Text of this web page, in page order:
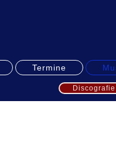
Termine
Discografie